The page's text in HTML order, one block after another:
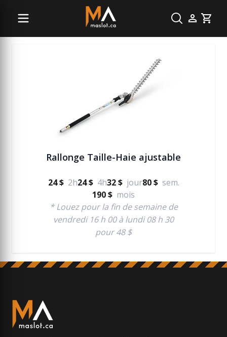
Cart
Jardinage et terrassement
Rallonge Taille-Haie ajustable
24 $ 2h24 $ 4h32 $ jour80 $ sem.
190 $ mois
* Louez pour la fin de semaine de
vendredi 16 h 00 à lundi 08 h 30
pour 48 $